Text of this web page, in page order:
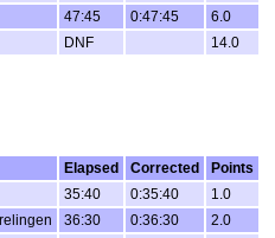
47:45 0:47:45
6.0
DNF 14.0
Elapsed Corrected
Points
35:40 0:35:40
1.0
36:30 0:36:30
2.0